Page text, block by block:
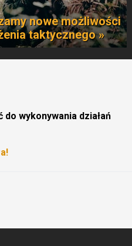
nowe możliwości
taktycznego »
wykonywania działań